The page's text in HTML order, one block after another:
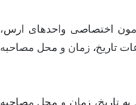
اختصاصی واحدهای ارس،
تاریخ، زمان و محل مصاحبه
تاریخ، زمان و محل مصاحبه